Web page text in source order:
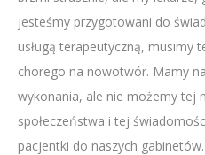
jesteśmy przygotowani do
usługą terapeutyczną, musimy
chorego na nowotwór. Mamy
wykonania, ale nie możemy tej
społeczeństwa i tej
pacjentki do naszych gabinetów.